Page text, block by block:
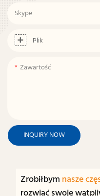
Skype
Plik
Zawartość
INQUIRY NOW
Zrobiłbym nasze